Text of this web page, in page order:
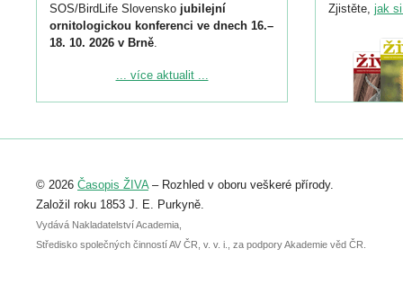
SOS/BirdLife Slovensko jubilejní
ornitologickou konferenci ve dnech 16.–
18. 10. 2026 v Brně.
Podrobnější informace ke konferenci
Registrovat se můžete do 6. září.
abstraktu přihlášené přednášky nebo
posteru je už 30. června.
... více aktualit ...
Zjistěte, jak
© 2026 Časopis ŽIVA– Rozhled v oboru veškeré přírody.
Založil roku 1853 J. E. Purkyně.
Vydává Nakladatelství Academia,
Středisko společných činností AV ČR, v. v. i., za podpory Akademie věd ČR.